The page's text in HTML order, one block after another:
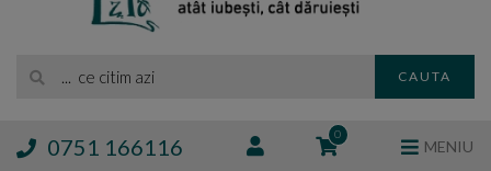
CAUTA
0751 166116 0
MENIU
BLOG
TAMAIE